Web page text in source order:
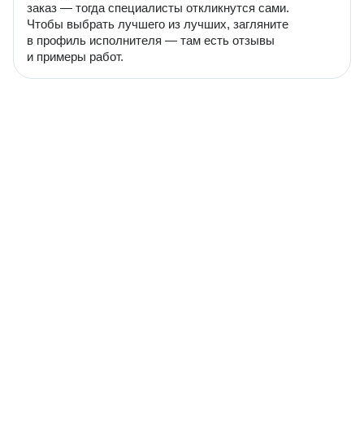
заказ — тогда специалисты откликнутся сами.
Чтобы выбрать лучшего из лучших, загляните
в профиль исполнителя — там есть отзывы
и примеры работ.